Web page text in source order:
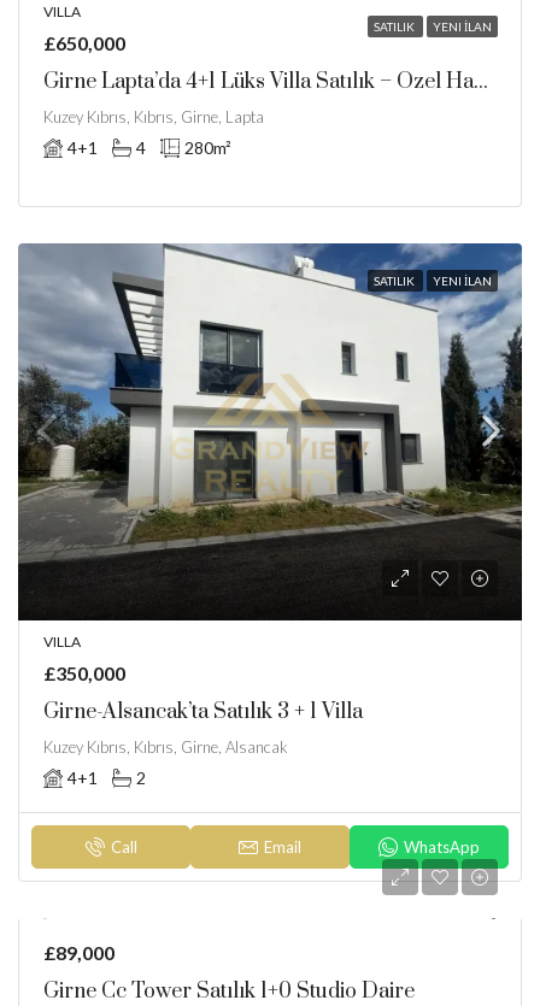
SATILIK YENI İLAN
VILLA
£650,000
Girne Lapta’da 4+1 Lüks Villa Satılık – Özel Havuz Ve Deniz Manzarası!
Kuzey Kıbrıs, Kıbrıs, Girne, Lapta
4+1 4 280m²
SATILIK YENI İLAN
VILLA
£350,000
Girne-Alsancak’ta Satılık 3 + 1 Villa
Kuzey Kıbrıs, Kıbrıs, Girne, Alsancak
4+1 2
Call Email WhatsApp
£89,000
Girne Cc Tower Satılık 1+0 Studio Daire